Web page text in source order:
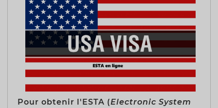
Pour obtenir l'ESTA (Electronic System